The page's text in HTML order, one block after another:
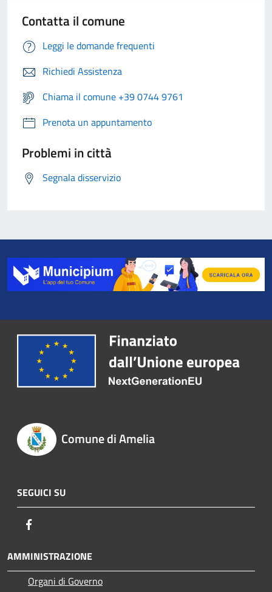
Contatta il comune
Leggi le domande frequenti
Richiedi Assistenza
Chiama il comune +39 0744 9761
Prenota un appuntamento
Problemi in città
Segnala disservizio
Comune di Amelia
SEGUICI SU
AMMINISTRAZIONE
Organi di Governo